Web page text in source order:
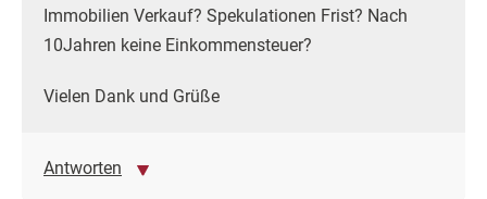
Immobilien Verkauf? Spekulationen Frist? Nach
10Jahren keine Einkommensteuer?
Vielen Dank und Grüße
Antworten